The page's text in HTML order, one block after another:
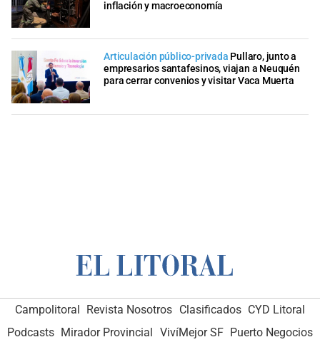
inflación y macroeconomía
Articulación público-privada Pullaro, junto a
empresarios santafesinos, viajan a Neuquén
para cerrar convenios y visitar Vaca Muerta
Campolitoral Revista Nosotros Clasificados CYD Litoral
Podcasts Mirador Provincial VivíMejor SF Puerto Negocios